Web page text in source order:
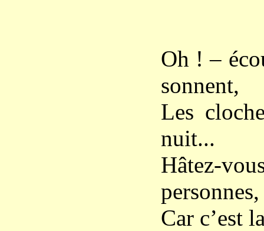
Oh ! –
sonnent,
Les
nuit...
Hâtez-
personnes,
Car c’est